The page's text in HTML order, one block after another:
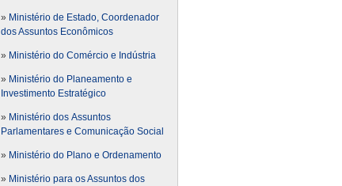
» Ministério de Estado, Coordenador
dos Assuntos Econômicos
» Ministério do Comércio e Indústria
» Ministério do Planeamento e
Investimento Estratégico
» Ministério dos Assuntos
Parlamentares e Comunicação Social
» Ministério do Plano e Ordenamento
» Ministério para os Assuntos dos